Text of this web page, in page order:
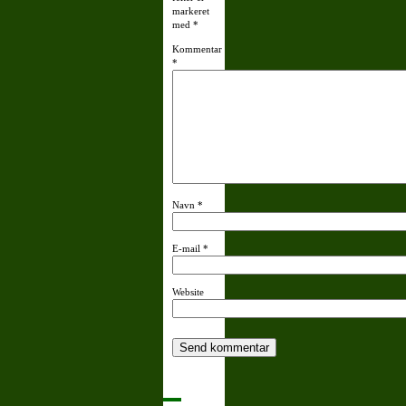
markeret
med *
Kommentar
*
Navn *
E-mail *
Website